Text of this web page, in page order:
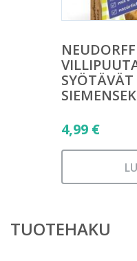
NEUDORFF
4,99 €
TUOTEHAKU